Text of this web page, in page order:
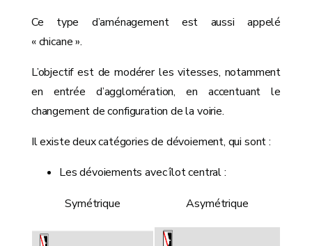
Ce type d’aménagement est aussi appelé
« chicane ».
L’objectif est de modérer les vitesses, notamment
en entrée d’agglomération, en accentuant le
changement de configuration de la voirie.
Il existe deux catégories de dévoiement, qui sont :
Les dévoiements avec îlot central :
Symétrique Asymétrique